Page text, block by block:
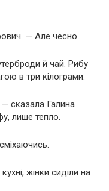
— Але чесно.
й чай. Рибу
в три кілограми.
сказала Галина
лише тепло.
жінки сиділи на